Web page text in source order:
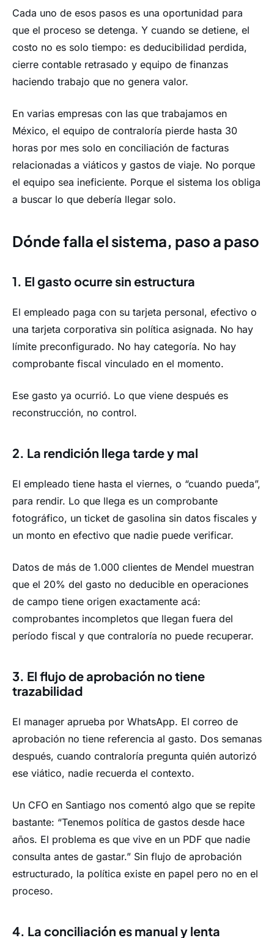
Cada uno de esos pasos es una oportunidad para
que el proceso se detenga. Y cuando se detiene, el
costo no es solo tiempo: es deducibilidad perdida,
cierre contable retrasado y equipo de finanzas
haciendo trabajo que no genera valor.
En varias empresas con las que trabajamos en
México, el equipo de contraloría pierde hasta 30
horas por mes solo en conciliación de facturas
relacionadas a viáticos y gastos de viaje. No porque
el equipo sea ineficiente. Porque el sistema los obliga
a buscar lo que debería llegar solo.
Dónde falla el sistema, paso a paso
1. El gasto ocurre sin estructura
El empleado paga con su tarjeta personal, efectivo o
una tarjeta corporativa sin política asignada. No hay
límite preconfigurado. No hay categoría. No hay
comprobante fiscal vinculado en el momento.
Ese gasto ya ocurrió. Lo que viene después es
reconstrucción, no control.
2. La rendición llega tarde y mal
El empleado tiene hasta el viernes, o “cuando pueda”,
para rendir. Lo que llega es un comprobante
fotográfico, un ticket de gasolina sin datos fiscales y
un monto en efectivo que nadie puede verificar.
Datos de más de 1.000 clientes de Mendel muestran
que el 20% del gasto no deducible en operaciones
de campo tiene origen exactamente acá:
comprobantes incompletos que llegan fuera del
período fiscal y que contraloría no puede recuperar.
3. El flujo de aprobación no tiene
trazabilidad
El manager aprueba por WhatsApp. El correo de
aprobación no tiene referencia al gasto. Dos semanas
después, cuando contraloría pregunta quién autorizó
ese viático, nadie recuerda el contexto.
Un CFO en Santiago nos comentó algo que se repite
bastante: “Tenemos política de gastos desde hace
años. El problema es que vive en un PDF que nadie
consulta antes de gastar.” Sin flujo de aprobación
estructurado, la política existe en papel pero no en el
proceso.
4. La conciliación es manual y lenta